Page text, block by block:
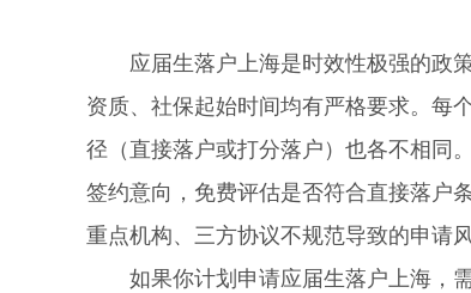
应届生落户上海是时效性极强的政策
资质、社保起始时间均有严格要求。每
径（直接落户或打分落户）也各不相同
签约意向，免费评估是否符合直接落户
重点机构、三方协议不规范导致的申请
如果你计划申请应届生落户上海，需